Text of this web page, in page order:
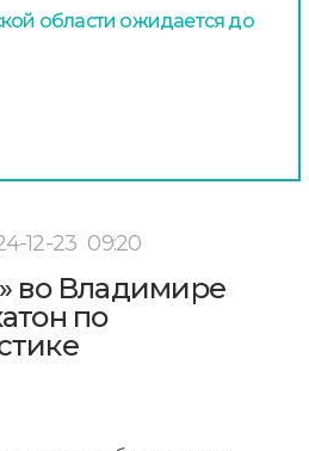
области ожидается до
12-23 09:20
во Владимире
по